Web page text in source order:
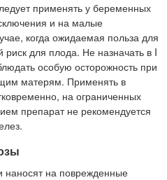
применять у беременных
и на малые
когда ожидаемая польза для
для плода. Не назначать в I
особую осторожность при
матерям. Применять в
на ограниченных
препарат не рекомендуется
наносят на поврежденные